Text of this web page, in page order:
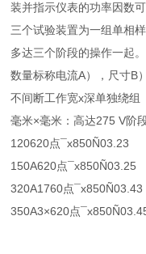
装并指示仪表的功率因数
三个试验装置为一组单相
多达三个阶段的操作一起。
数量标称电流A），尺寸B
不间断工作宽x深单独绕组
毫米×毫米：高达275 V阶
120620点¯x850Ñ03.23
150A620点¯x850Ñ03.25
320A1760点¯x850Ñ03.43
350A3×620点